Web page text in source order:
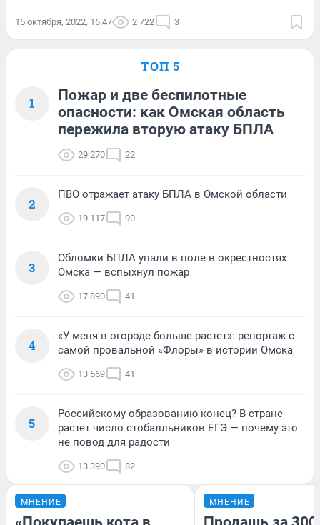
15 октября, 2022, 16:47 2 722 3
ТОП 5
1
Пожар и две беспилотные
опасности: как Омская область
пережила вторую атаку БПЛА
29 270 22
2
ПВО отражает атаку БПЛА в Омской области
19 117 90
3
Обломки БПЛА упали в поле в окрестностях
Омска — вспыхнул пожар
17 890 41
4
«У меня в огороде больше растет»: репортаж с
самой провальной «Флоры» в истории Омска
13 569 41
5
Российскому образованию конец? В стране
растет число стобалльников ЕГЭ — почему это
не повод для радости
13 390 82
МНЕНИЕ МНЕНИЕ